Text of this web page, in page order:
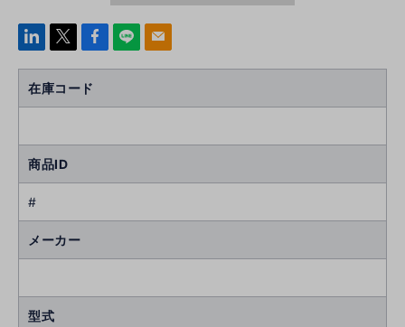
linke
Face
k
line mail
在庫コード
商品ID
#
メーカー
型式